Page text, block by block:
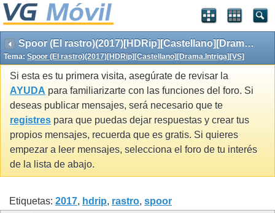
Spoor (El rastro)(2017)[HDRip][Castellano][Drama.Intriga][VS]
Tema: Spoor (El rastro)(2017)[HDRip][Castellano][Drama.Intriga][VS]
Si esta es tu primera visita, asegúrate de revisar la
AYUDA para familiarizarte con las funciones del foro. Si
deseas publicar mensajes, será necesario que te
registres para que puedas dejar respuestas y crear tus
propios mensajes, recuerda que es gratis. Si quieres
empezar a leer mensajes, selecciona el foro de tu interés
de la lista de abajo.
Etiquetas: 2017, hdrip, rastro, spoor